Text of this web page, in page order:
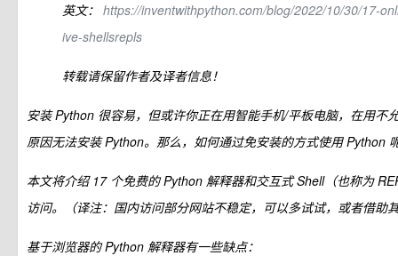
英文： https://inventwithpython.com/blog/2022/10/30/17-
ive-shellsrepls
转载请保留作者及译者信息！
安装 Python 很容易，但或许你正在用智能手机/平板电脑，在用不
原因无法安装 Python。那么，如何通过免安装的方式使用 Python
本文将介绍 17 个免费的 Python 解释器和交互式 Shell（也称为
访问。（译注：国内访问部分网站不稳定，可以多试试，或者借助
基于浏览器的 Python 解释器有一些缺点：